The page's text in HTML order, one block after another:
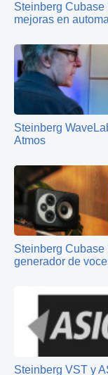
Steinberg Cubase
mejoras en
Steinberg
Atmos
Steinberg Cubase
generador de
Steinberg VST y